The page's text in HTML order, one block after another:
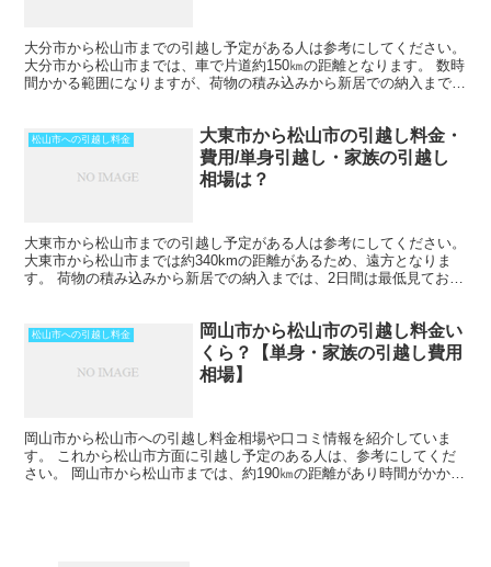
大分市から松山市までの引越し予定がある人は参考にしてください。
大分市から松山市までは、車で片道約150㎞の距離となります。 数時
間かかる範囲になりますが、荷物の積み込みから新居での納入までを
松山市への引越し料金
大東市から松山市の引越し料金・
費用/単身引越し・家族の引越し
相場は？
大東市から松山市までの引越し予定がある人は参考にしてください。
大東市から松山市までは約340kmの距離があるため、遠方となりま
す。 荷物の積み込みから新居での納入までは、2日間は最低見ておい
松山市への引越し料金
岡山市から松山市の引越し料金い
くら？【単身・家族の引越し費用
相場】
岡山市から松山市への引越し料金相場や口コミ情報を紹介していま
す。 これから松山市方面に引越し予定のある人は、参考にしてくだ
さい。 岡山市から松山市までは、約190㎞の距離があり時間がかかり